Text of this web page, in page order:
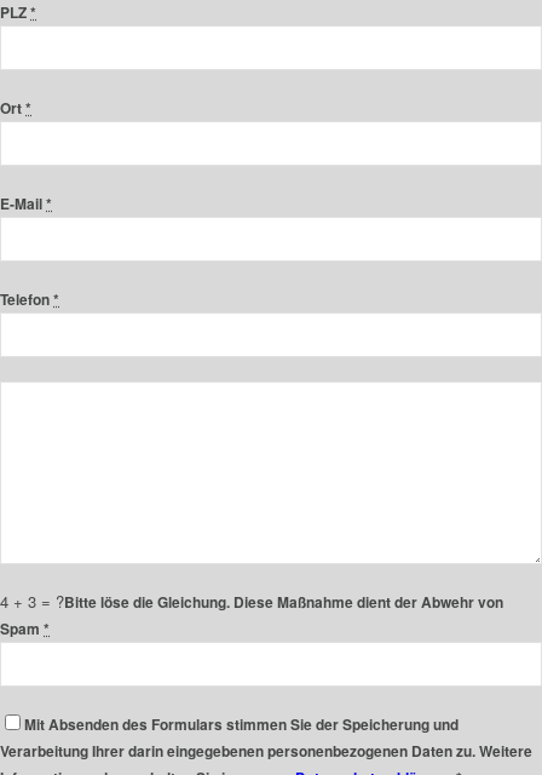
PLZ*
Ort*
E-Mail*
Telefon*
4 + 3 = ?Bitte löse die Gleichung. Diese Maßnahme dient der Abwehr von
Spam *
Mit Absenden des Formulars stimmen Sie der Speicherung und
Verarbeitung Ihrer darin eingegebenen personenbezogenen Daten zu. Weitere